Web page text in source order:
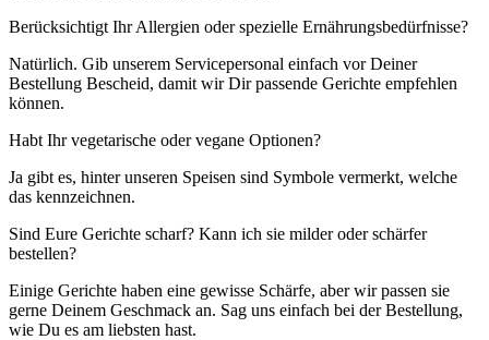
Berücksichtigt Ihr Allergien oder spezielle Ernährungsbedürfnisse?
Natürlich. Gib unserem Servicepersonal einfach vor Deiner
Bestellung Bescheid, damit wir Dir passende Gerichte empfehlen
können.
Habt Ihr vegetarische oder vegane Optionen?
Ja gibt es, hinter unseren Speisen sind Symbole vermerkt, welche
das kennzeichnen.
Sind Eure Gerichte scharf? Kann ich sie milder oder schärfer
bestellen?
Einige Gerichte haben eine gewisse Schärfe, aber wir passen sie
gerne Deinem Geschmack an. Sag uns einfach bei der Bestellung,
wie Du es am liebsten hast.